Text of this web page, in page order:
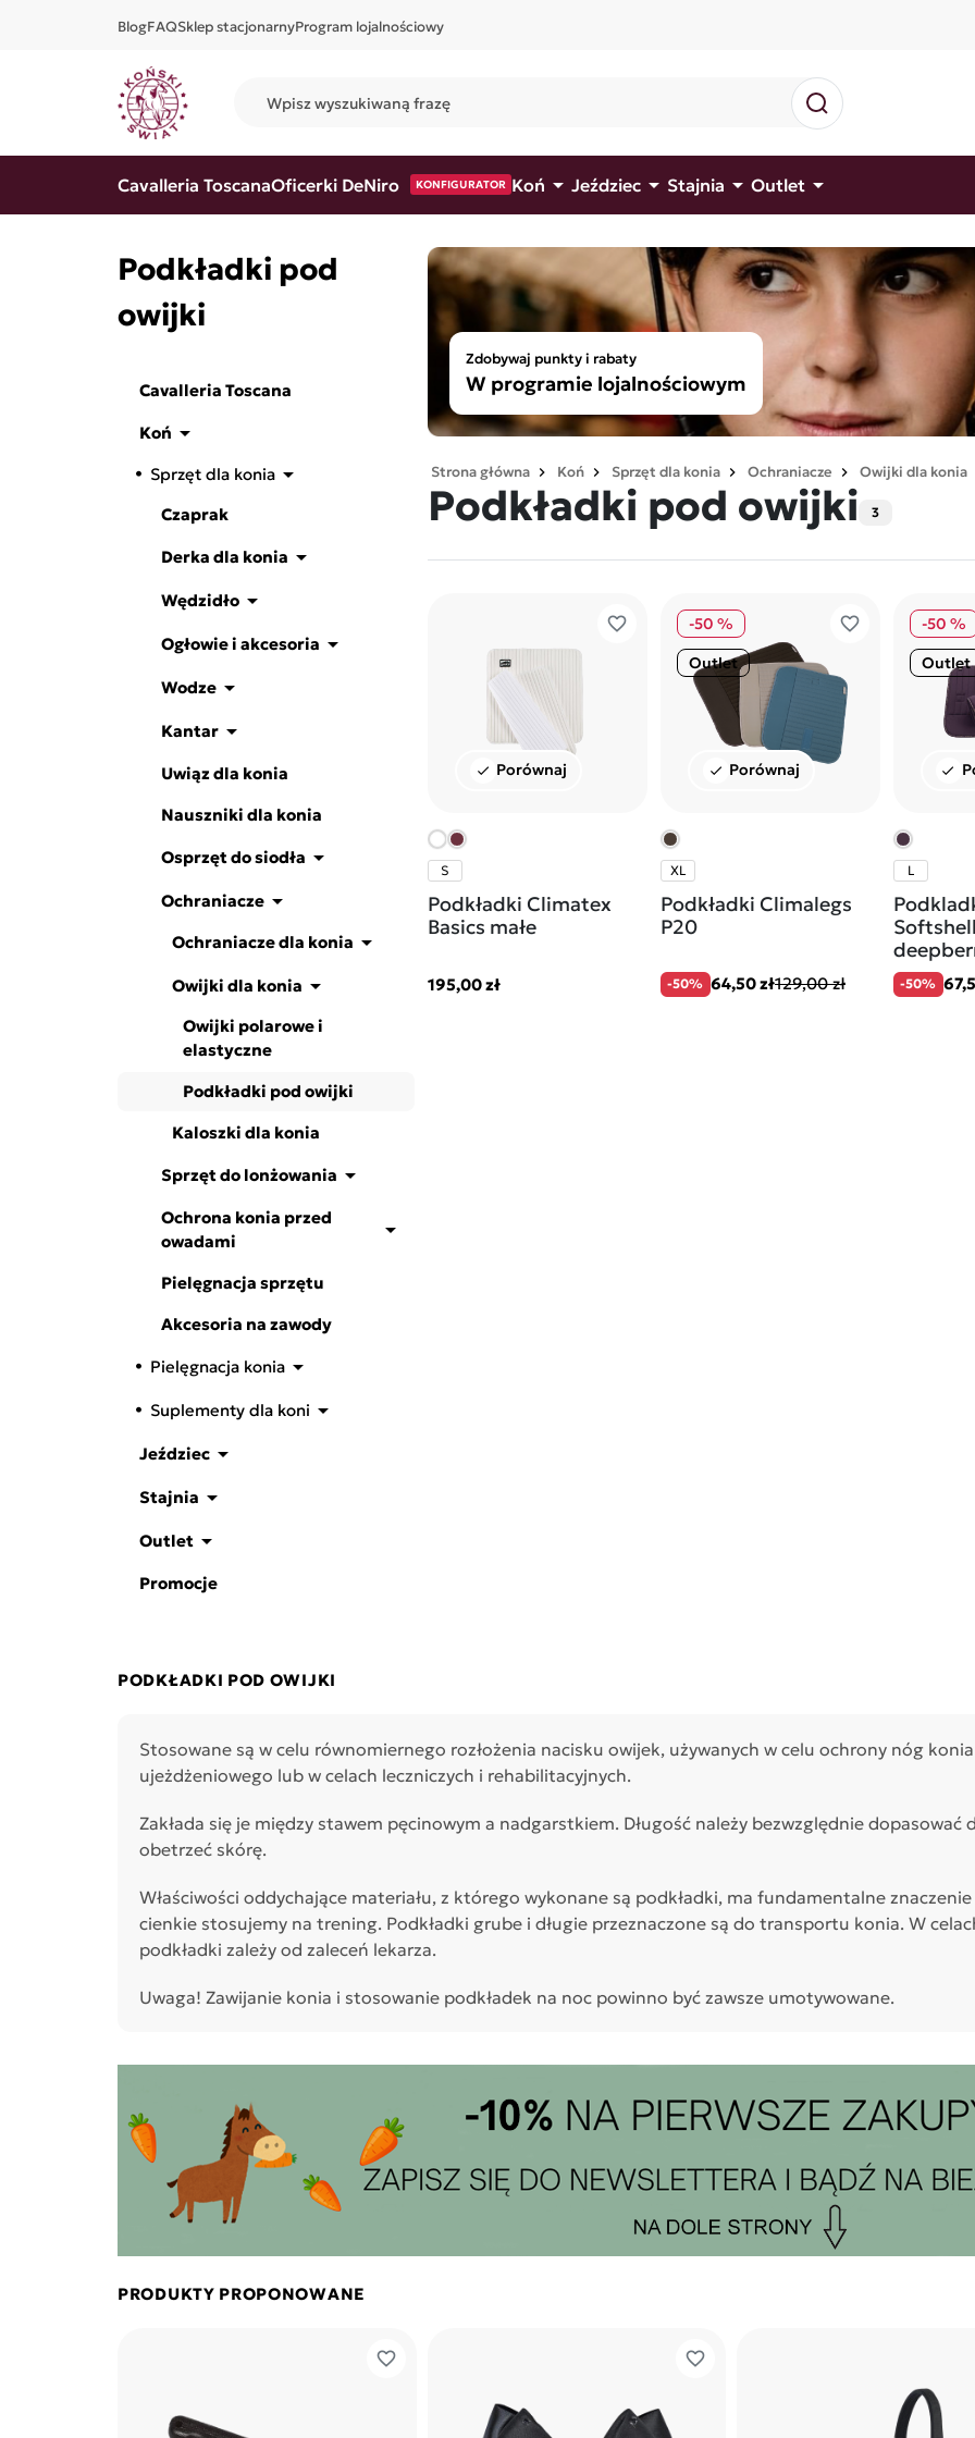
BlogFAQSklep stacjonarnyProgram lojalnościowy
Cavalleria ToscanaOficerki DeNiro KONFIGURATOR Koń  Jeździec  Stajnia  Outlet 
Podkładki pod
owijki
Cavalleria Toscana
Koń 
Sprzęt dla konia 
Czaprak
Derka dla konia 
Wędzidło 
Ogłowie i akcesoria 
Wodze 
Kantar 
Uwiąz dla konia
Nauszniki dla konia
Osprzęt do siodła 
Ochraniacze 
Ochraniacze dla konia 
Owijki dla konia 
Owijki polarowe i
elastyczne
Podkładki pod owijki
Kaloszki dla konia
Sprzęt do lonżowania 
Ochrona konia przed
owadami

Pielęgnacja sprzętu
Akcesoria na zawody
Pielęgnacja konia 
Suplementy dla koni 
Jeździec 
Stajnia 
Outlet 
Promocje
Zdobywaj punkty i rabaty
W programie lojalnościowym
Strona główna Koń Sprzęt dla konia Ochraniacze Owijki dla konia
Podkładki pod owijki 3
favorite_border
check Porównaj
S
Podkładki Climatex
Basics małe
195,00 zł
favorite_border
check Porównaj
-50 %
Outlet
XL
Podkładki Climalegs
P20
-50% 64,50 zł129,00 zł
check
-50 %
Outlet
L
-50%
PODKŁADKI POD OWIJKI
Stosowane są w celu równomiernego rozłożenia nacisku owijek, używanych w celu ochrony nóg
ujeżdżeniowego lub w celach leczniczych i rehabilitacyjnych.
Zakłada się je między stawem pęcinowym a nadgarstkiem. Długość należy bezwzględnie
obetrzeć skórę.
Właściwości oddychające materiału, z którego wykonane są podkładki, ma fundamentalne
cienkie stosujemy na trening. Podkładki grube i długie przeznaczone są do transportu konia. W
podkładki zależy od zaleceń lekarza.
Uwaga! Zawijanie konia i stosowanie podkładek na noc powinno być zawsze umotywowane.
PRODUKTY PROPONOWANE
favorite_border favorite_border